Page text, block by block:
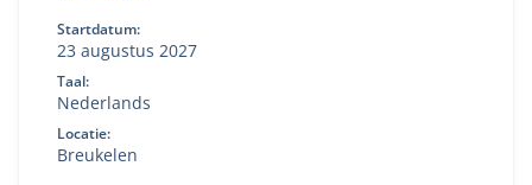
Startdatum:
23 augustus 2027
Taal:
Nederlands
Locatie:
Breukelen